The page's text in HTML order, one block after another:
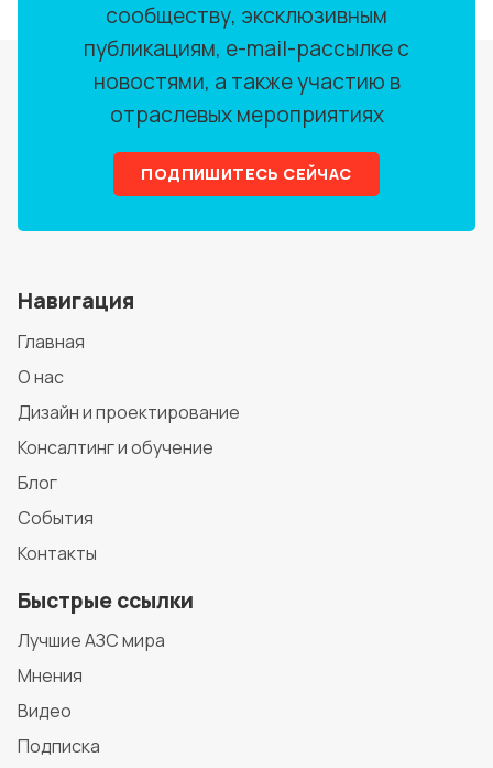
сообществу, эксклюзивным
публикациям, e-mail-рассылке с
новостями, а также участию в
отраслевых мероприятиях
ПОДПИШИТЕСЬ СЕЙЧАС
Навигация
Главная
О нас
Дизайн и проектирование
Консалтинг и обучение
Блог
События
Контакты
Быстрые ссылки
Лучшие АЗС мира
Мнения
Видео
Подписка